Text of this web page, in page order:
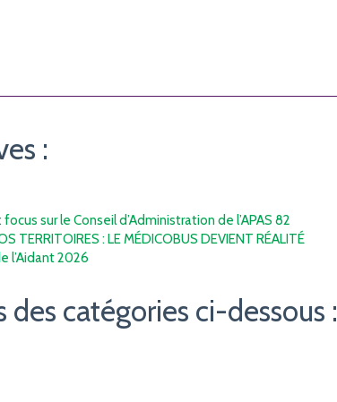
:
sur le Conseil d’Administration de l’APAS 82
: LE MÉDICOBUS DEVIENT RÉALITÉ
l’Aidant 2026
catégories ci-dessous :